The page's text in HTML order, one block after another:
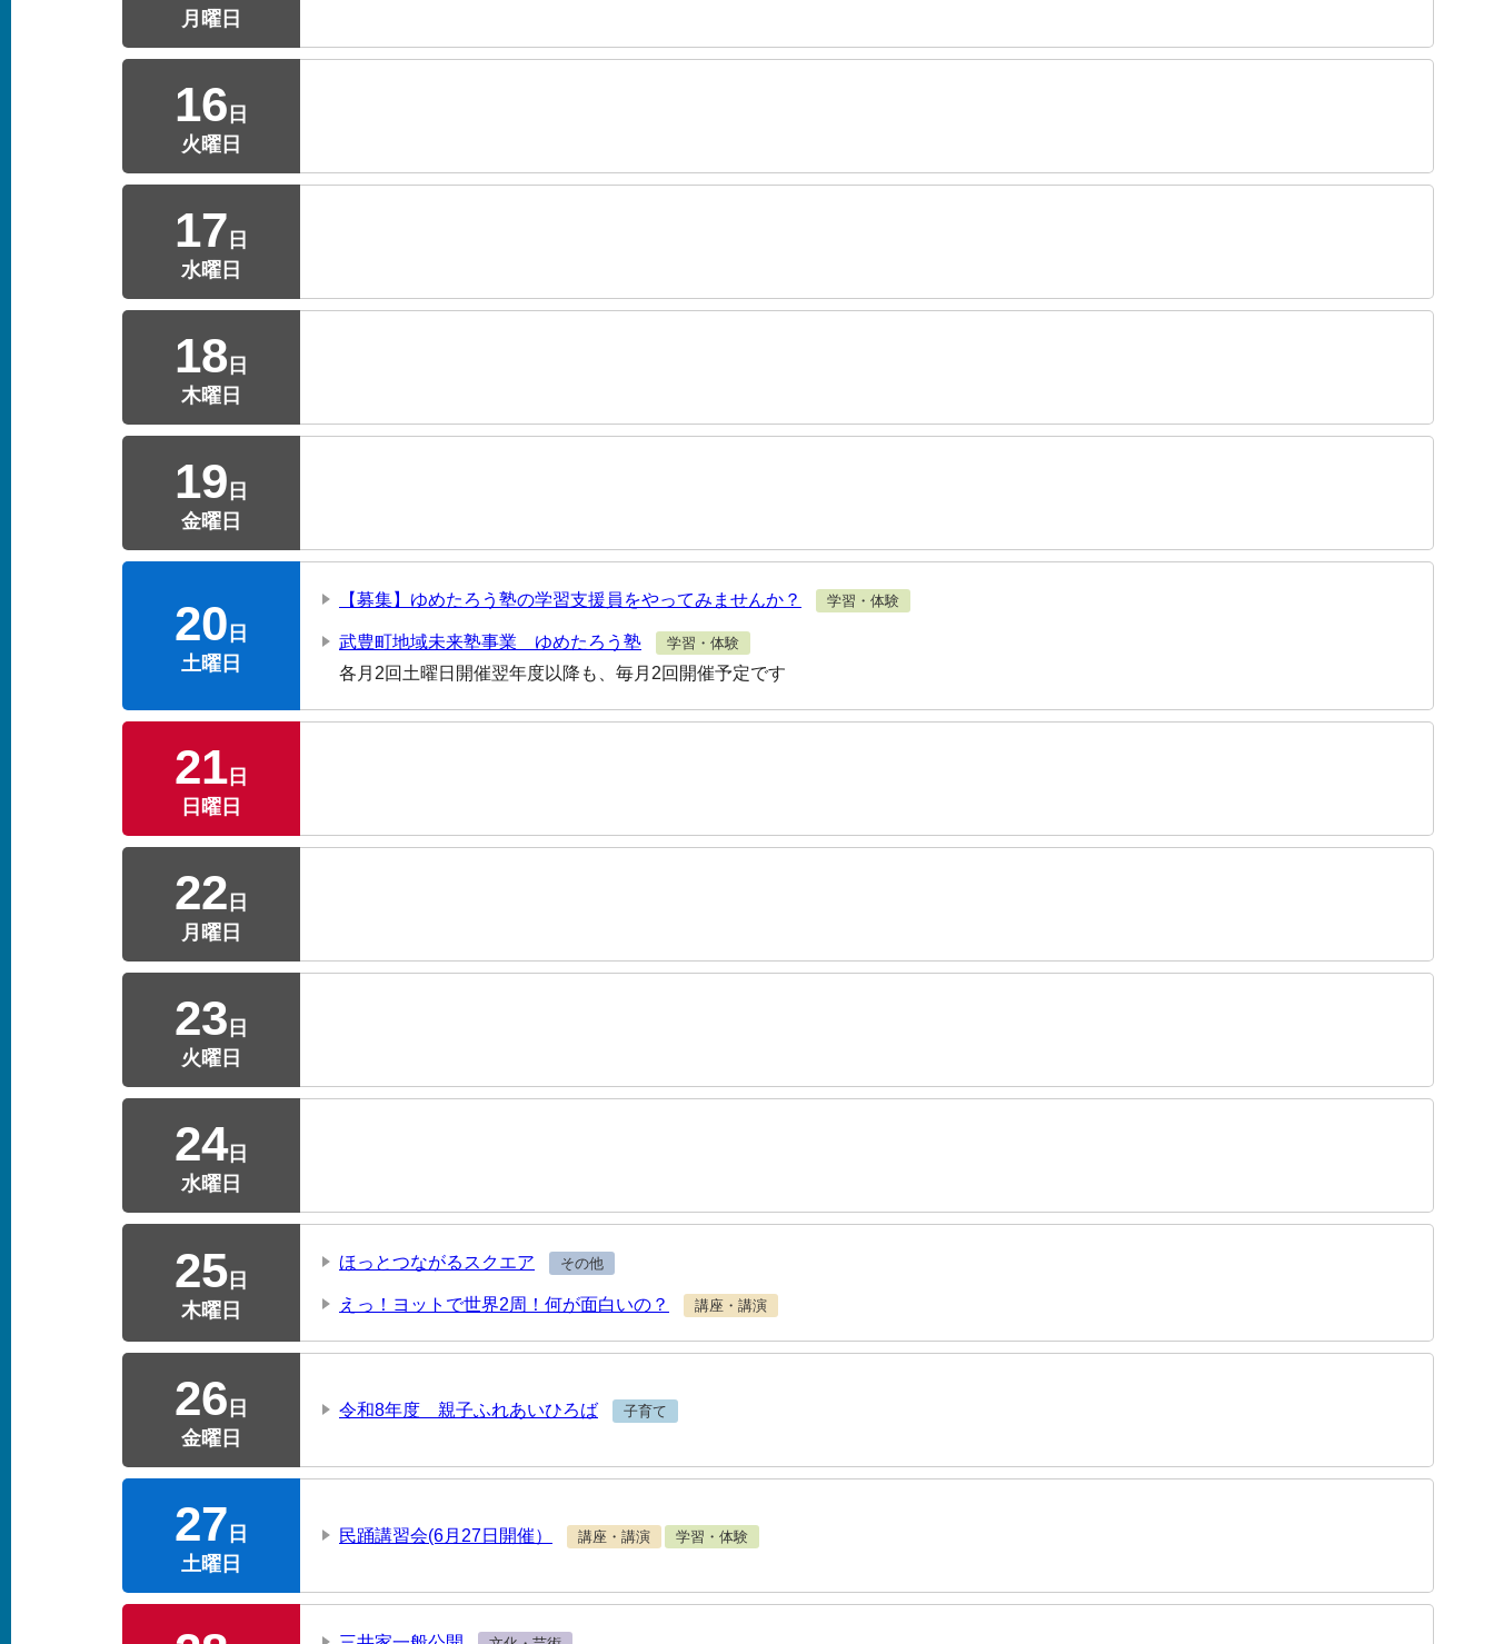
月曜日
16 日
火曜日
17 日
水曜日
18 日
木曜日
19 日
金曜日
20 日
土曜日
【募集】ゆめたろう塾の学習支援員をやってみませんか？ 学習・体験
武豊町地域未来塾事業 ゆめたろう塾 学習・体験
各月2回土曜日開催翌年度以降も、毎月2回開催予定です
21 日
日曜日
22 日
月曜日
23 日
火曜日
24日
水曜日
25 日
木曜日
ほっとつながるスクエア その他
えっ！ヨットで世界2周！何が面白いの？ 講座・講演
26 日
金曜日
令和8年度 親子ふれあいひろば 子育て
27 日
土曜日
民踊講習会(6月27日開催） 講座・講演 学習・体験